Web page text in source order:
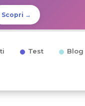
Scopri →
Test Blog